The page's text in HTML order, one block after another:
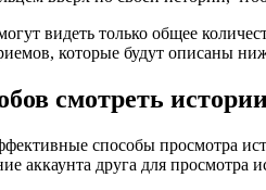
видеть только общее
которые будут описаны
смотреть
способы просмотра
аккаунта друга для просмотра